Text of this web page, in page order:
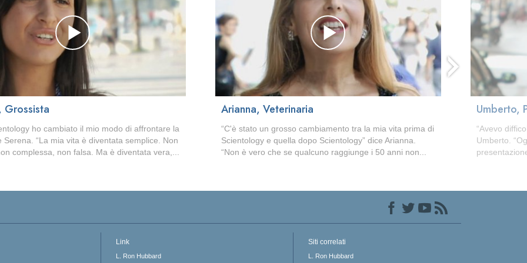
Grossista
ho cambiato il mio modo di affrontare la
Serena. “La mia vita è diventata semplice. Non
complessa, non falsa. Ma è diventata vera,...
Arianna, Veterinaria
“C'è stato un grosso cambiamento tra la mia vita prima di
Scientology e quella dopo Scientology” dice Arianna.
“Non è vero che se qualcuno raggiunge i 50 anni non...
Umberto,
“Avevo
Umberto.
Link
L. Ron Hubbard
Siti correlati
L. Ron Hubbard